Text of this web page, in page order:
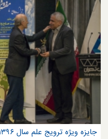
جایزه ویژه ترویج علم سال ۱۳۹۶ به مقصود فراستخواه رسید